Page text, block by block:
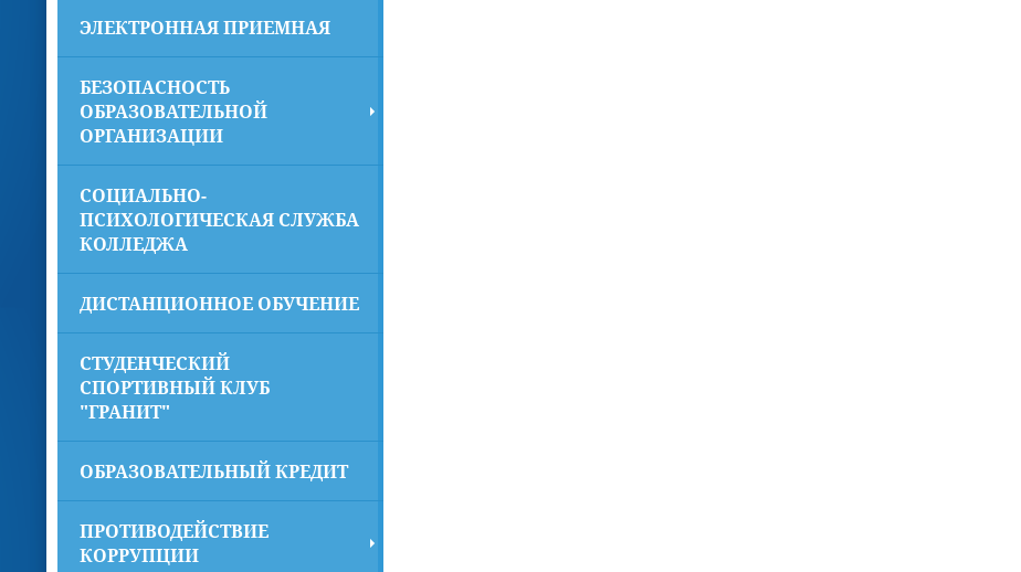
ЭЛЕКТРОННАЯ ПРИЕМНАЯ
БЕЗОПАСНОСТЬ
ОБРАЗОВАТЕЛЬНОЙ
ОРГАНИЗАЦИИ
СОЦИАЛЬНО-
ПСИХОЛОГИЧЕСКАЯ СЛУЖБА
КОЛЛЕДЖА
ДИСТАНЦИОННОЕ ОБУЧЕНИЕ
СТУДЕНЧЕСКИЙ
СПОРТИВНЫЙ КЛУБ
"ГРАНИТ"
ОБРАЗОВАТЕЛЬНЫЙ КРЕДИТ
ПРОТИВОДЕЙСТВИЕ
КОРРУПЦИИ